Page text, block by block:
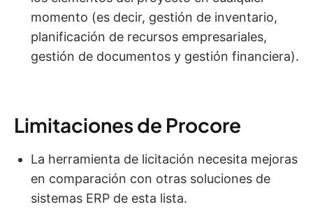
momento (es decir, gestión de inventario,
planificación de recursos empresariales,
gestión de documentos y gestión financiera).
Limitaciones de Procore
La herramienta de licitación necesita mejoras
en comparación con otras soluciones de
sistemas ERP de esta lista.